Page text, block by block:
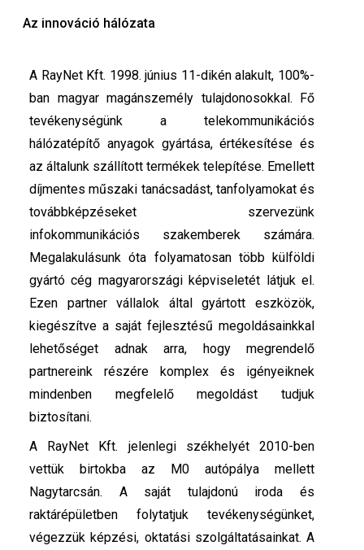
Az innováció hálózata
A RayNet Kft. 1998. június 11-dikén alakult, 100%-
ban magyar magánszemély tulajdonosokkal. Fő
tevékenységünk a telekommunikációs
hálózatépítő anyagok gyártása, értékesítése és
az általunk szállított termékek telepítése. Emellett
díjmentes műszaki tanácsadást, tanfolyamokat és
továbbképzéseket szervezünk
infokommunikációs szakemberek számára.
Megalakulásunk óta folyamatosan több külföldi
gyártó cég magyarországi képviseletét látjuk el.
Ezen partner vállalok által gyártott eszközök,
kiegészítve a saját fejlesztésű megoldásainkkal
lehetőséget adnak arra, hogy megrendelő
partnereink részére komplex és igényeiknek
mindenben megfelelő megoldást tudjuk
biztosítani.
A RayNet Kft. jelenlegi székhelyét 2010-ben
vettük birtokba az M0 autópálya mellett
Nagytarcsán. A saját tulajdonú iroda és
raktárépületben folytatjuk tevékenységünket,
végezzük képzési, oktatási szolgáltatásainkat. A